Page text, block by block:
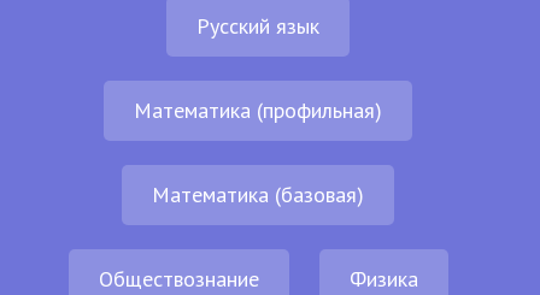
Русский язык
Математика (профильная)
Математика (базовая)
Обществознание Физика